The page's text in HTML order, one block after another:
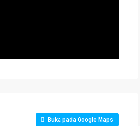
Buka pada Google Maps